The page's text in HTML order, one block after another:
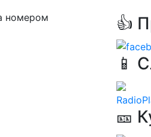
номером
👍
📱
🎫